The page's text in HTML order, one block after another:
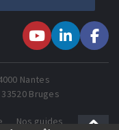
Youtubesur LinkedIn
nous sur
Nantes
Bruges
Nos guides